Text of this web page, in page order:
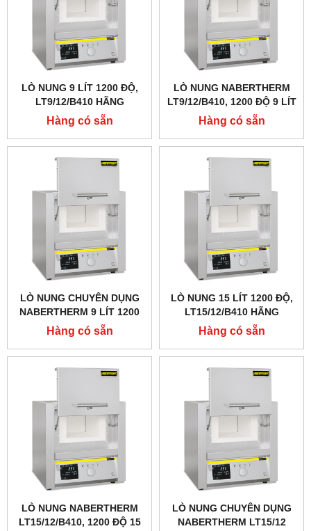
LÒ NUNG 9 LÍT 1200 ĐỘ,
LT9/12/B410 HÃNG
NABERTHERM - ĐỨC
Hàng có sẵn
LÒ NUNG NABERTHERM
LT9/12/B410, 1200 ĐỘ 9 LÍT
Hàng có sẵn
LÒ NUNG CHUYÊN DỤNG
NABERTHERM 9 LÍT 1200
ĐỘ, CỬA LẬT LÊN
Hàng có sẵn
LÒ NUNG 15 LÍT 1200 ĐỘ,
LT15/12/B410 HÃNG
NABERTHERM - ĐỨC
Hàng có sẵn
LÒ NUNG NABERTHERM
LT15/12/B410, 1200 ĐỘ 15
LÒ NUNG CHUYÊN DỤNG
NABERTHERM LT15/12